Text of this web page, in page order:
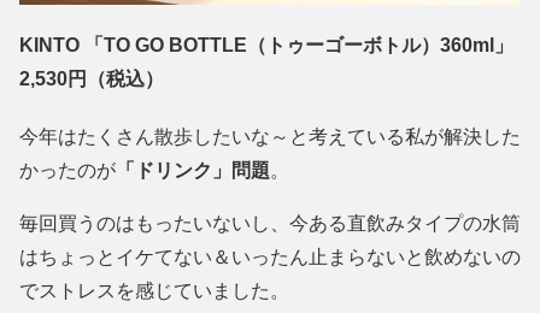
KINTO 「TO GO BOTTLE（トゥーゴーボトル）360ml」
2,530円（税込）
今年はたくさん散歩したいな～と考えている私が解決した
かったのが 「ドリンク」問題。
毎回買うのはもったいないし、今ある直飲みタイプの水筒
はちょっとイケてない＆いったん止まらないと飲めないの
でストレスを感じていました。